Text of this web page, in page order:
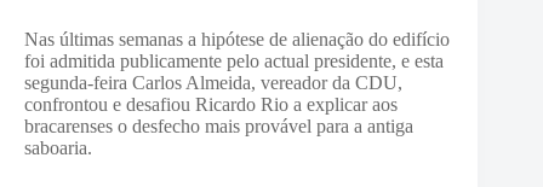
Nas últimas semanas a hipótese de alienação do edifício
foi admitida publicamente pelo actual presidente, e esta
segunda-feira Carlos Almeida, vereador da CDU,
confrontou e desafiou Ricardo Rio a explicar aos
bracarenses o desfecho mais provável para a antiga
saboaria.